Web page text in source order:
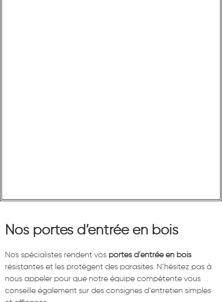
Nos portes d’entrée en bois
Nos spécialistes rendent vos portes d’entrée en bois
résistantes et les protègent des parasites. N’hésitez pas à
nous appeler pour que notre équipe compétente vous
conseille également sur des consignes d’entretien simples